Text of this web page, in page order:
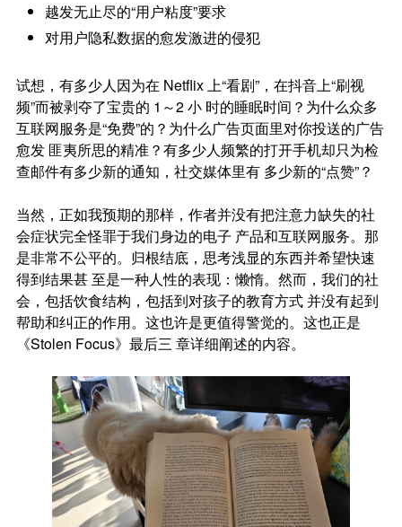
越发无止尽的“用户粘度”要求
对用户隐私数据的愈发激进的侵犯
试想，有多少人因为在 Netflix上“看剧”，在抖音上“刷视
频”而被剥夺了宝贵的 1 ～2小 时的睡眠时间？为什么众多
互联网服务是“免费”的？为什么广告页面里对你投送的广告
愈发 匪夷所思的精准？有多少人频繁的打开手机却只为检
查邮件有多少新的通知，社交媒体里有 多少新的“点赞”？
当然，正如我预期的那样，作者并没有把注意力缺失的社
会症状完全怪罪于我们身边的电子 产品和互联网服务。那
是非常不公平的。归根结底，思考浅显的东西并希望快速
得到结果甚 至是一种人性的表现：懒惰。然而，我们的社
会，包括饮食结构，包括到对孩子的教育方式 并没有起到
帮助和纠正的作用。这也许是更值得警觉的。这也正是
《Stolen Focus》最后三 章详细阐述的内容。